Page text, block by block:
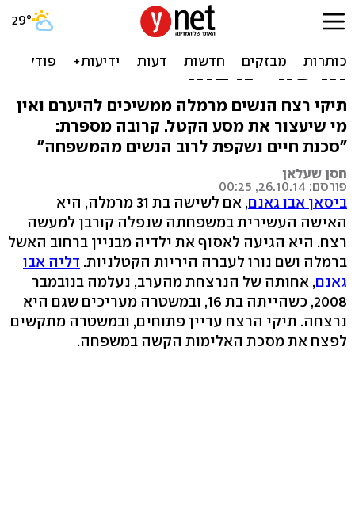
הקורבן העשירי במשפחת אבו
גאנם: "נשים שבחרו דרך
חדשה - נרצחו"
תיקי רצח הנשים מרמלה ממשיכים להיערם ואין
מי שיעצור את מסע הקטל. קרובה מספרת:
"סכנת חיים נשקפת לרוב הנשים מהמשפחה"
חסן שעלאן
פורסם: 26.10.14, 00:25
ביסאן אבו גאנם
, אם לשישה בת 31 מרמלה, היא
האישה העשירית במשפחתה שנפלה קורבן למעשה
רצח. היא הגיעה לאסוף את ילדיה מבניין ברחוב האשל
ברמלה ושם נורו לעברה היריות הקטלניות. דליה אבו
גאנם, אחותה של הנרצחת מהערב, נעלמה בנובמבר
2008, כשהייתה בת 16, ובמשטרה מעריכים שגם היא
נרצחה. תיקי הרצח עדיין פתוחים, ובמשטרה מתקשים
לפצח את מסכת האלימות הקשה במשפחה.